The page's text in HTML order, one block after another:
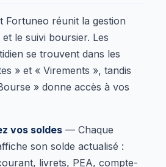
Fortuneo réunit la gestion
le suivi boursier. Les
se trouvent dans les
» et « Virements », tandis
» donne accès à vos
vos soldes — Chaque
son solde actualisé :
livrets, PEA, compte-